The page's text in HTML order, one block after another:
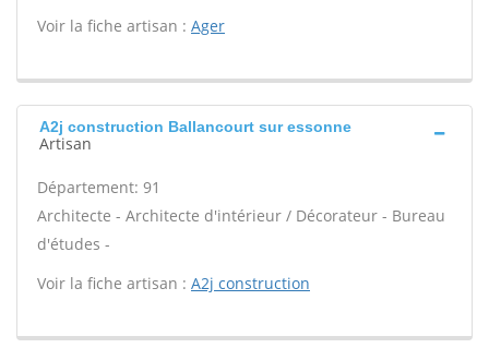
Voir la fiche artisan : Ager
A2j construction Ballancourt sur essonne
Artisan
Département: 91
Architecte - Architecte d'intérieur / Décorateur - Bureau
d'études -
Voir la fiche artisan : A2j construction